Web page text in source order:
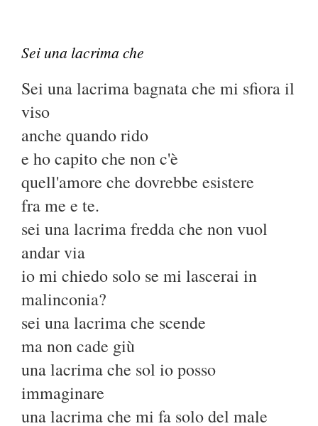
Sei una lacrima che
Sei una lacrima bagnata che mi sfiora il
viso
anche quando rido
e ho capito che non c'è
quell'amore che dovrebbe esistere
fra me e te.
sei una lacrima fredda che non vuol
andar via
io mi chiedo solo se mi lascerai in
malinconia?
sei una lacrima che scende
ma non cade giù
una lacrima che sol io posso
immaginare
una lacrima che mi fa solo del male